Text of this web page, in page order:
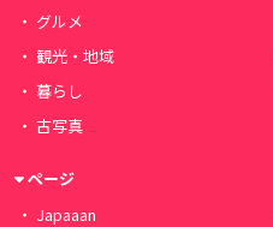
グルメ
観光・地域
暮らし
古写真
ページ
Japaaan